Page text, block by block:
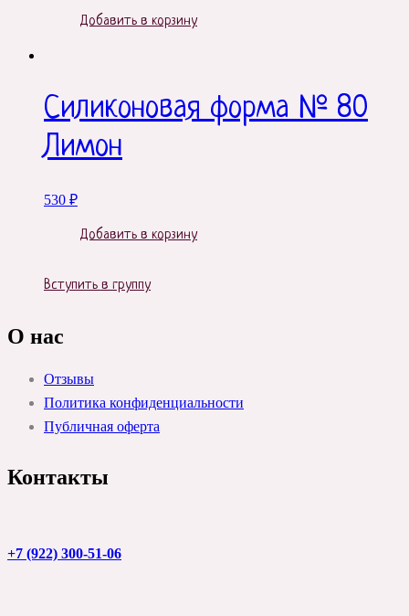
Добавить в корзину
Силиконовая форма № 80
Лимон
530 ₽
Добавить в корзину
Вступить в группу
О нас
Отзывы
Политика конфиденциальности
Публичная оферта
Контакты
+7 (922) 300-51-06